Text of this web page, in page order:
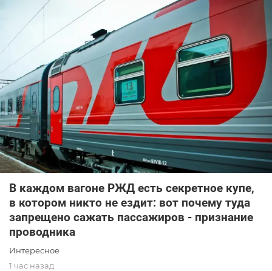
В каждом вагоне РЖД есть секретное купе,
в котором никто не ездит: вот почему туда
запрещено сажать пассажиров - признание
проводника
Интересное
1 час назад